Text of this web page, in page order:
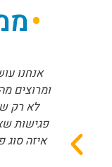
אנחנו
ומרוצים
לא רק
פגישות
איזה סוג